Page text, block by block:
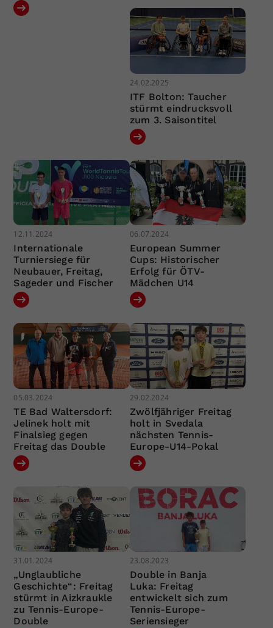
24.02.2025
ITF Bolton: Taucher
stürmt eindrucksvoll
zum 3. Saisontitel
12.11.2024
Internationale
Turniersiege für
Neubauer, Freitag,
Sageder und Fischer
06.07.2024
European Summer
Cups: Historischer
Erfolg für ÖTV-
Mädchen U14
05.03.2024
TE Bad Waltersdorf:
Jelinek holt mit
Finalsieg gegen
Freitag das Double
29.02.2024
Zwölfjähriger Freitag
holt in Svedala
nächsten Tennis-
Europe-U14-Pokal
31.01.2024
„Unglaubliche
Geschichte“: Freitag
stürmt in Aizkraukle
zu Tennis-Europe-
Double
23.08.2023
Double in Banja
Luka: Freitag
entwickelt sich zum
Tennis-Europe-
Seriensieger